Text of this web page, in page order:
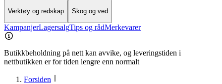
Verktøy og redskap Skog og ved
KampanjerLagersalgTips og rådMerkevarer
Butikkbeholdning på nett kan avvike, og leveringstiden i
nettbutikken er for tiden lengre enn normalt
Forsiden